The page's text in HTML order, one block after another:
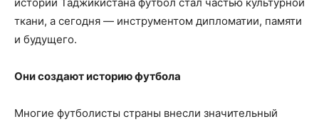
ткани, а сегодня — инструментом дипломатии, памяти
и будущего.
Они создают историю футбола
Многие футболисты страны внесли значительный